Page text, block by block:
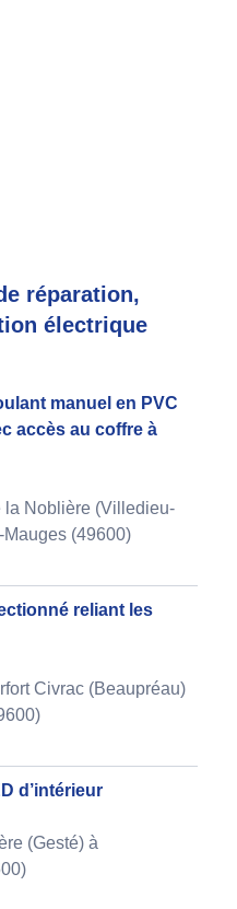
réparation,
électrique
manuel en PVC
accès au coffre à
la Noblière (Villedieu-
(49600)
reliant les
Civrac (Beaupréau)
d’intérieur
(Gesté) à